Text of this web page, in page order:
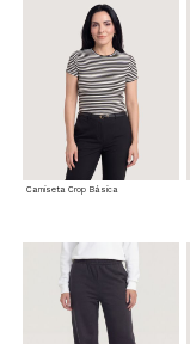
Camiseta Crop Básica